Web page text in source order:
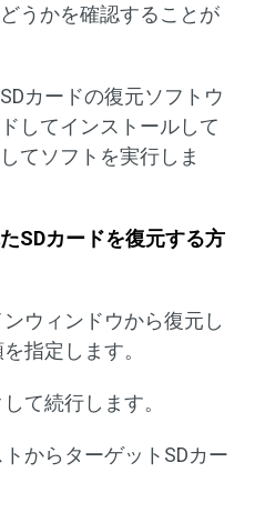
うかを確認することが
カードの復元ソフトウ
してインストールして
てソフトを実行しま
SDカードを復元する方
ウィンドウから復元し
指定します。
て続行します。
からターゲットSDカー